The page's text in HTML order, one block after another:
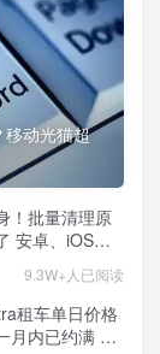
移动光猫超
！批量清理原
安卓、iOS均
9.3W+人已阅读
租车单日价格
月内已约满 预